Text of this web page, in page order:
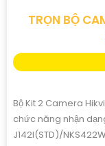
TRỌN BỘ
Bộ Kit 2 Camera
chức năng nhận
J142I(STD)/